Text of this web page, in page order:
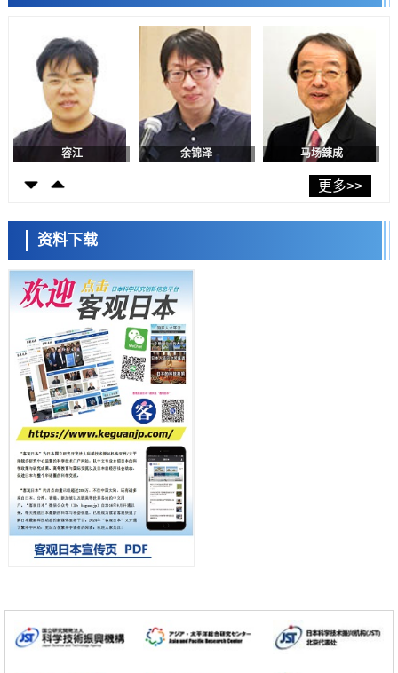
东京都健康长寿医疗中心跨器官揭示衰老过程中的糖链变化
科学研究
产总研无需石油利用松脂制备石墨前驱体，可作为电池电极材料
科学研究
东京大学和海上保安厅等发现南海海槽沿线板块边界锁定状态存在区域
政策
日本第2次医疗研究开发调整费，根据一线实际情况和需求分配99.3亿
千叶大学鉴定出导致难治性疾病“肺高血压症”恶化的蛋白质“MYL9/12”，
会引发血管结构恶化
科学研究
京都大学高效生成光的构成单元“光子”，可应用于量子计算机
科学研究
用数理模型诠释慢性荨麻疹的发病机理，借助数学的力量实现个体化最
佳治疗
科学研究
【JST事业成果】发现室温下工作的交替磁体
科学研究
夜景也能清晰呈现在纸上——日本“铁路摄影迷”教授研发新技术
科学研究
【JST事业成果】开发低成本与低功耗的新型AI处理器
政策
日本科研费增设国际共同研究强化新类别，促进青年研究人员赴海外开
展研究
经济・社会
东京大学通过叶绿体基因组编辑技术强化碳固定酶，成功提高光合作用
能力与生产力
科学研究
陈小牧 李鸥 安宁
容江 余锦泽 马场錬成
日本科学未来馆 科学交
流员
小岩井忠道 泷川 进
更多>>
资料下载